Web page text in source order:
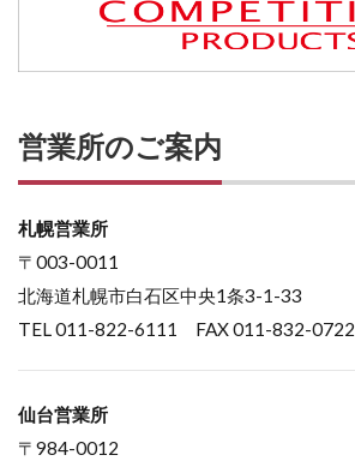
営業所のご案内
札幌営業所
〒003-0011
北海道札幌市白石区中央1条3-1-33
TEL 011-822-6111 FAX 011-832-0722
仙台営業所
〒984-0012